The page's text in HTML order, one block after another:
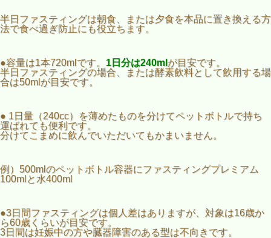
半日ファスティングは朝食、または夕食を本品に置き換える方
法で食べ過ぎ防止にも役立ちます。
●容量は1本720mlです。 1日分は240mlが目安です。
半日ファスティングの場合、または酵素飲料として飲用する場
合は50mlが目安です。
● 1日量（240cc）を薄めたものを分けてペットボトルで持ち
運ばれても便利です。
分けてこまめに飲んでいただいてもかまいません。
例）500mlのペットボトル容器にファスティングプレミアム
100mlと水400ml
●3日間ファスティングは個人差はありますが、対象は16歳か
ら60歳くらいが目安です。
3日間は妊娠中の方や臓器障害のある型は不向きです。